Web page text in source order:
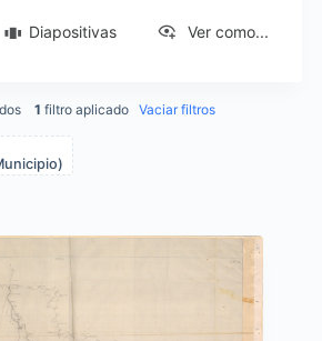
Diapositivas Ver como...
1 filtro aplicado Vaciar filtros